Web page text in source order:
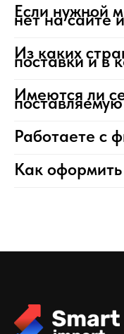
Если нужной
нет на сайте
Из каких
поставки и в
Имеются ли
Работаете с
Как оформить